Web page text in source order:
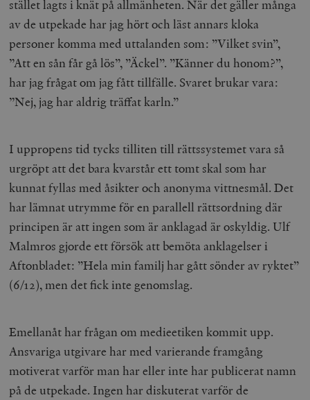
stället lagts i knät på allmänheten. När det gäller många
av de utpekade har jag hört och läst annars kloka
personer komma med uttalanden som: ”Vilket svin”,
”Att en sån får gå lös”, ”Äckel”. ”Känner du honom?”,
har jag frågat om jag fått tillfälle. Svaret brukar vara:
”Nej, jag har aldrig träffat karln.”
I uppropens tid tycks tilliten till rättssystemet vara så
urgröpt att det bara kvarstår ett tomt skal som har
kunnat fyllas med åsikter och anonyma vittnesmål. Det
har lämnat utrymme för en parallell rättsordning där
principen är att ingen som är anklagad är oskyldig. Ulf
Malmros gjorde ett försök att bemöta anklagelser i
Aftonbladet: ”Hela min familj har gått sönder av ryktet”
(6/12), men det fick inte genomslag.
Emellanåt har frågan om medieetiken kommit upp.
Ansvariga utgivare har med varierande framgång
motiverat varför man har eller inte har publicerat namn
på de utpekade. Ingen har diskuterat varför de